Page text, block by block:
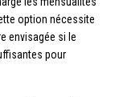
option nécessite
envisagée si le
pour